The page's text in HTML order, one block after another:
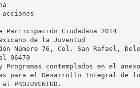
acciones
Participación Ciudadana 2014
de la Juventud
Número 76, Col. San Rafael,
06470
Programas contemplados en el
para el Desarrollo Integral de
PROJUVENTUD.